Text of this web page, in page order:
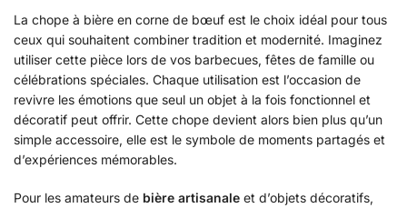
La chope à bière en corne de bœuf est le choix idéal pour tous
ceux qui souhaitent combiner tradition et modernité. Imaginez
utiliser cette pièce lors de vos barbecues, fêtes de famille ou
célébrations spéciales. Chaque utilisation est l’occasion de
revivre les émotions que seul un objet à la fois fonctionnel et
décoratif peut offrir. Cette chope devient alors bien plus qu’un
simple accessoire, elle est le symbole de moments partagés et
d’expériences mémorables.
Pour les amateurs de bière artisanale et d’objets décoratifs,